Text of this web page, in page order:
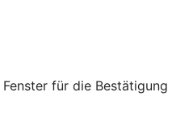
für die